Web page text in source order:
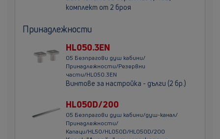
комплект от 2 броя
Принадлежности
HL050.3EN
05 Безпрагови душ кабини/
Принадлежности/Резервни
части/HL050.3EN
Винтове за настройка - дълги (2 бр.)
HL050D/200
05 Безпрагови душ кабини/душ-канал/
Принадлежности/
Капаци/HL50/HL050D/HL050D/200